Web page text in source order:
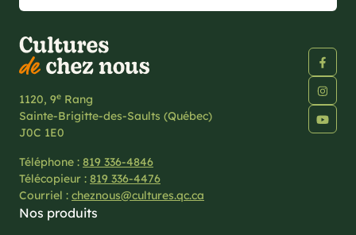
1120, 9e Rang
Sainte-Brigitte-des-Saults (Québec)
J0C 1E0
Téléphone : 819 336-4846
Télécopieur : 819 336-4476
Courriel : cheznous@cultures.qc.ca
Nos produits